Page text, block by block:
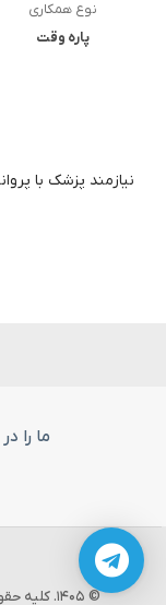
نوع همکاری
پاره وقت
نیازمند پزشک با
ما را
© 1405. کلیه حقوق این سایت متعلق به اسکین سنتر می باشد.